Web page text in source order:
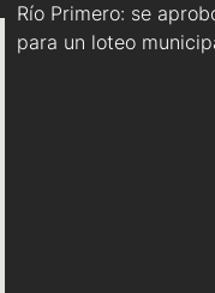
Río Primero: se
para un loteo